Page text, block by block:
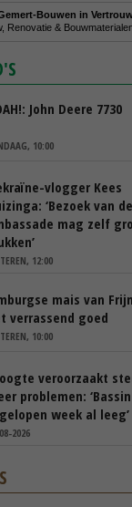
Bouwen in
Renovatie &
John Deere 7730
10:00
vlogger Kees
‘Bezoek van de
mag zelf
12:00
mais van
verrassend goed
10:00
veroorzaakt
problemen: ‘Bassin
week al leeg’
2026